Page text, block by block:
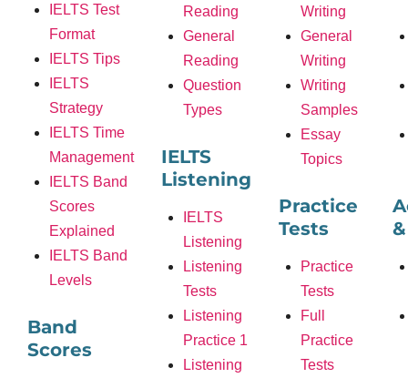
IELTS Test
Format
IELTS Tips
IELTS
Strategy
IELTS Time
Management
IELTS Band
Scores
Explained
IELTS Band
Levels
Band
Scores
Reading
General
Reading
Question
Types
IELTS
Listening
IELTS
Listening
Listening
Tests
Listening
Practice 1
Listening
Writing
General
Writing
Writing
Samples
Essay
Topics
Practice
Tests
Practice
Tests
Full
Practice
Tests